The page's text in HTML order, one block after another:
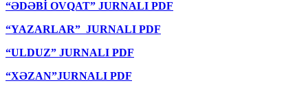
“ƏDƏBİ OVQAT” JURNALI PDF
“YAZARLAR” JURNALI PDF
“ULDUZ” JURNALI PDF
“XƏZAN”JURNALI PDF